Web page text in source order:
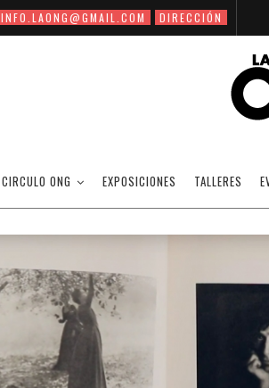
INFO.LAONG@GMAIL.COM DIRECCIÓN
CIRCULO ONG EXPOSICIONES TALLERES